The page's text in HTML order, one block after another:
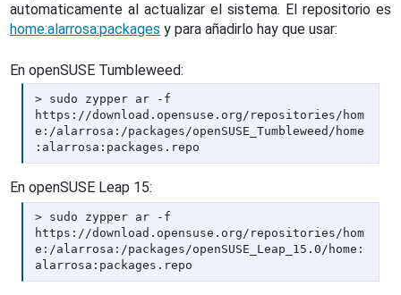
automaticamente al actualizar el sistema. El repositorio es
home:alarrosa:packages y para añadirlo hay que usar:
En openSUSE Tumbleweed:
sudo zypper ar -f
https://download.opensuse.org/repositories/hom
e:/alarrosa:/packages/openSUSE_Tumbleweed/home
:alarrosa:packages.repo
En openSUSE Leap 15:
sudo zypper ar -f
https://download.opensuse.org/repositories/hom
e:/alarrosa:/packages/openSUSE_Leap_15.0/home:
alarrosa:packages.repo